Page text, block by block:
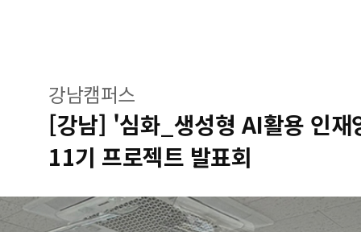
강남캠퍼스
[강남] '심화_생성형 AI활용 인재
11기 프로젝트 발표회